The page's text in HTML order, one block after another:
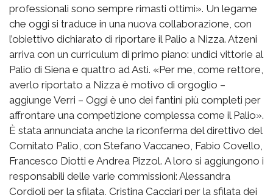
professionali sono sempre rimasti ottimi». Un legame
che oggi si traduce in una nuova collaborazione, con
l’obiettivo dichiarato di riportare il Palio a Nizza. Atzeni
arriva con un curriculum di primo piano: undici vittorie al
Palio di Siena e quattro ad Asti. «Per me, come rettore,
averlo riportato a Nizza è motivo di orgoglio –
aggiunge Verri – Oggi è uno dei fantini più completi per
affrontare una competizione complessa come il Palio».
È stata annunciata anche la riconferma del direttivo del
Comitato Palio, con Stefano Vaccaneo, Fabio Covello,
Francesco Diotti e Andrea Pizzol. A loro si aggiungono i
responsabili delle varie commissioni: Alessandra
Cordioli per la sfilata, Cristina Cacciari per la sfilata dei